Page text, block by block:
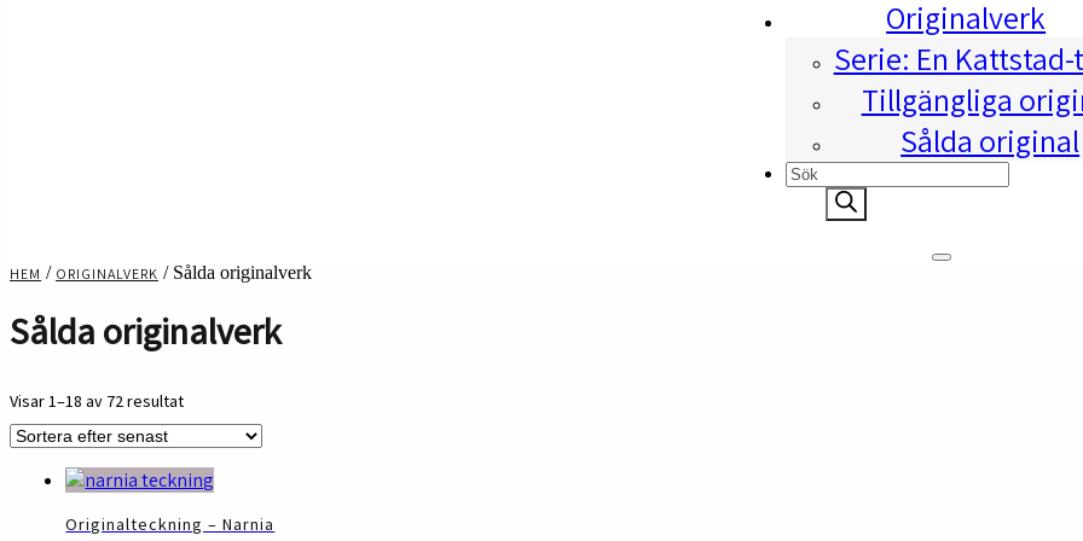
Originalverk
Serie: En
Tillgängliga
Sålda original
Products
search
HEM / ORIGINALVERK / Sålda originalverk
Sålda originalverk
Visar 1–18 av 72 resultatSortera
efter
senaste
Originalteckning – Narnia